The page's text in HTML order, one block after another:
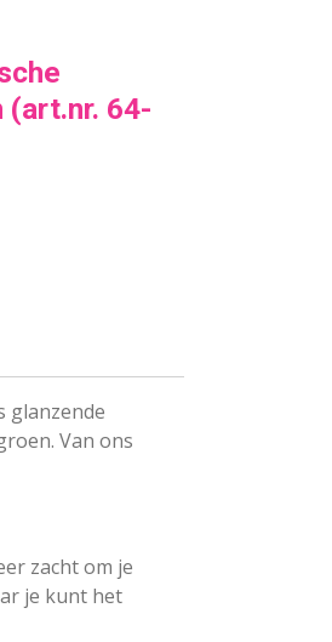
64-
glanzende
Van ons
zacht om je
je kunt het